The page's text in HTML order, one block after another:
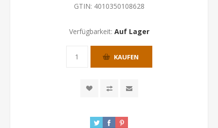
GTIN: 4010350108628
Verfügbarkeit: Auf Lager
KAUFEN